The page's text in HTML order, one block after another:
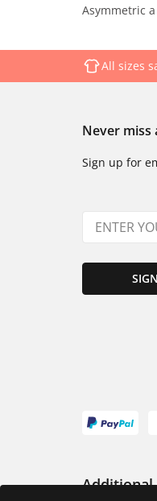
Asymmetric
All sizes
Never miss
Sign up for
Additional